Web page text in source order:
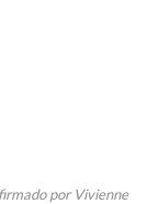
por Vivienne